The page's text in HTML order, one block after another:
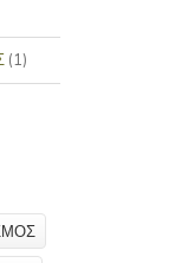
(1)